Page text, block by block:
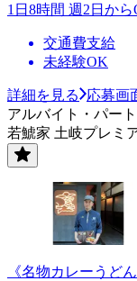
1日8時間 週2日から
交通費支給
未経験OK
詳細を見る
応募画
アルバイト・パート
若鯱家 土岐プレミ
《名物カレーうど